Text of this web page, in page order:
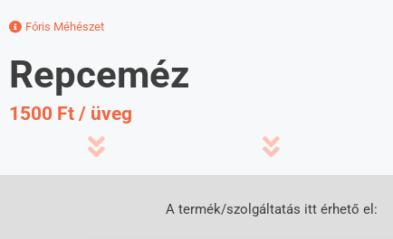
Fóris Méhészet
Repceméz
1500 Ft / üveg
A termék/szolgáltatás itt érhető el: